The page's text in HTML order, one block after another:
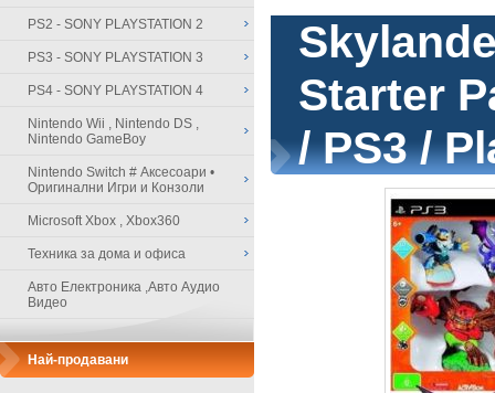
PS2 - SONY PLAYSTATION 2
PS3 - SONY PLAYSTATION 3
PS4 - SONY PLAYSTATION 4
Nintendo Wii , Nintendo DS ,
Nintendo GameBoy
Nintendo Switch # Аксесоари •
Оригинални Игри и Конзоли
Microsoft Xbox , Xbox360
Техника за дома и офиса
Авто Електроника ,Авто Аудио
Видео
Най-продавани
Starter
/ PS3 /